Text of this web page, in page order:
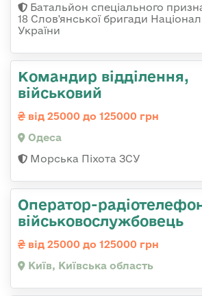
Батальйон спеціального
18 Слов'янської бригади
України
Командир відділення,
військовий
від 25000 до 125000 грн
Одеса
Морська Піхота ЗСУ
Оператор-
військовослужбовець
від 25000 до 125000 грн
Київ, Київська область